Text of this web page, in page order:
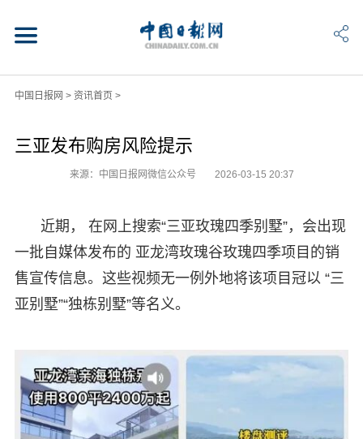
中国日报网 > 资讯首页>
三亚发布购房风险提示
来源：中国日报网微信公众号 2026-03-15 20:37
近期， 在网上搜索“三亚玫瑰四季别墅”，会出现
一批自媒体发布的 亚龙湾玫瑰谷玫瑰四季项目的销
售宣传信息。这些视频无一例外地将该项目冠以 “三
亚别墅”“独栋别墅”等名义。